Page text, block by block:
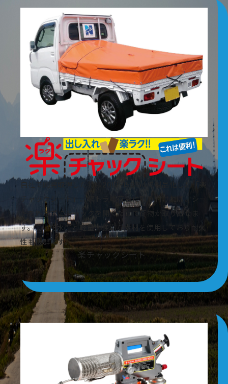
自社で開発取得した特願2019-159154で製品化した「楽
チャックシート」。軽トラの荷台に取り付ければ、シー
トを外さずにチャックを開くだけで荷物が取り出せま
す。高い防水性と軽量・強靭な素材を使用しており耐久
性も抜群です。
楽チャックシート